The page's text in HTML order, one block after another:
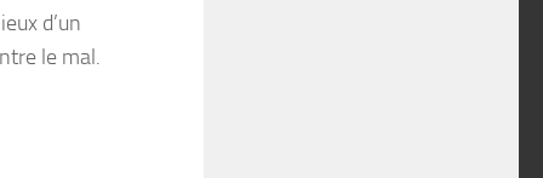
d’un
le mal.